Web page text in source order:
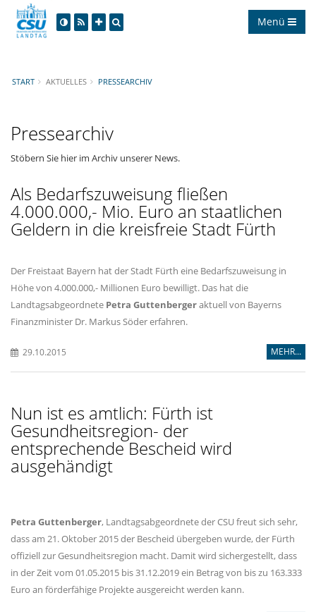
Menü
START AKTUELLES PRESSEARCHIV
Pressearchiv
Stöbern Sie hier im Archiv unserer News.
Als Bedarfszuweisung fließen
4.000.000,- Mio. Euro an staatlichen
Geldern in die kreisfreie Stadt Fürth
Der Freistaat Bayern hat der Stadt Fürth eine Bedarfszuweisung in
Höhe von 4.000.000,- Millionen Euro bewilligt. Das hat die
Landtagsabgeordnete Petra Guttenbergeraktuell von Bayerns
Finanzminister Dr. Markus Söder erfahren.
29.10.2015 MEHR...
Nun ist es amtlich: Fürth ist
Gesundheitsregion- der
entsprechende Bescheid wird
ausgehändigt
Petra Guttenberger, Landtagsabgeordnete der CSU freut sich sehr,
dass am 21. Oktober 2015 der Bescheid übergeben wurde, der Fürth
offiziell zur Gesundheits­region macht. Damit wird sichergestellt, dass
in der Zeit vom 01.05.2015 bis 31.12.2019 ein Betrag von bis zu 163.333
Euro an förderfähige Projekte ausgereicht werden kann.